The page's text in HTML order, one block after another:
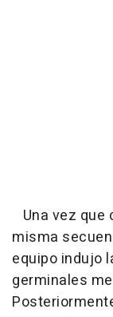
Una vez que
misma
equipo indujo
germinales